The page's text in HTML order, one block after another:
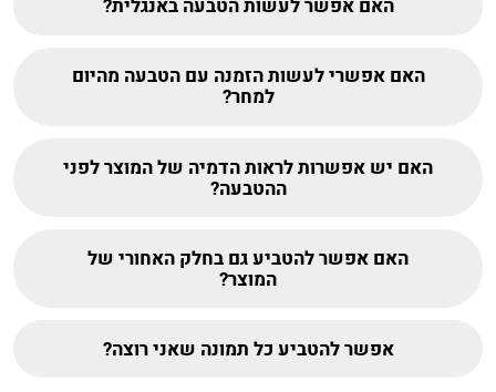
האם אפשר לעשות הטבעה באנגלית?
האם אפשרי לעשות הזמנה עם הטבעה מהיום
למחר?
האם יש אפשרות לראות הדמיה של המוצר לפני
ההטבעה?
האם אפשר להטביע גם בחלק האחורי של
המוצר?
אפשר להטביע כל תמונה שאני רוצה?